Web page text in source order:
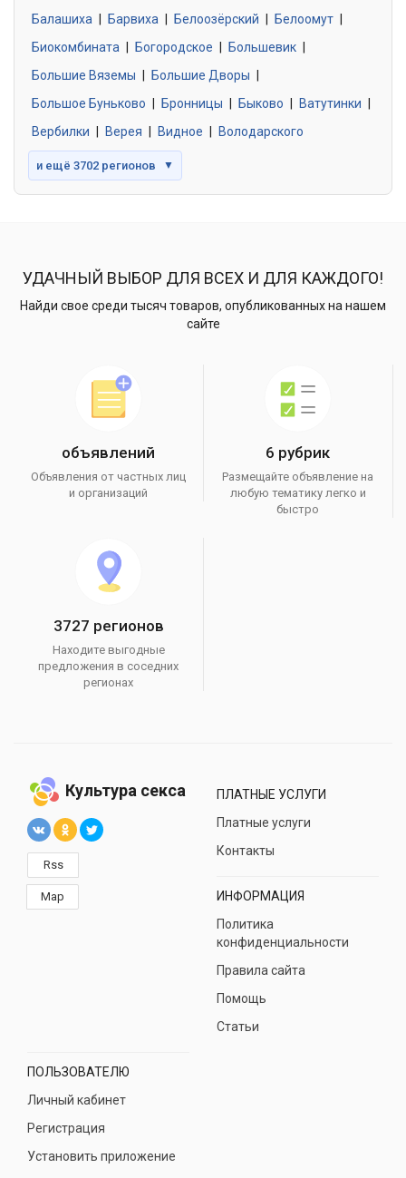
Знакомства без обязательств
0 объявлений
Балашиха
Барвиха Белоозёрский Белоомут
Биокомбината
Богородское Большевик
Большие Вяземы
Большие Дворы
Большое Буньково
Бронницы Быково Ватутинки
Вербилки
Верея Видное Володарского
и ещё 3702 регионов ▼
УДАЧНЫЙ ВЫБОР ДЛЯ ВСЕХ И ДЛЯ КАЖДОГО!
Найди свое среди тысяч товаров, опубликованных на нашем
сайте
объявлений
Объявления от частных лиц
и организаций
6 рубрик
Размещайте объявление на
любую тематику легко и
быстро
3727 регионов
Находите выгодные
предложения в соседних
регионах
Культура секса
Rss
Map
ПЛАТНЫЕ УСЛУГИ
Платные услуги
Контакты
ИНФОРМАЦИЯ
Политика
конфиденциальности
Правила сайта
Помощь
Статьи
ПОЛЬЗОВАТЕЛЮ
Личный кабинет
Регистрация
Установить приложение